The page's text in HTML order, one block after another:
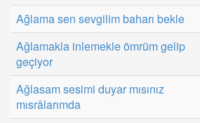
Ağlama sen sevgilim baharı bekle
Ağlamakla inlemekle ömrüm gelip
geçiyor
Ağlasam sesimi duyar mısınız
mısrâlarımda